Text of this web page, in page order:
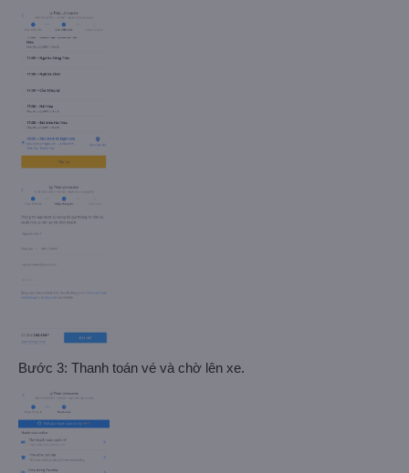
Bước 3: Thanh toán vé và chờ lên xe.